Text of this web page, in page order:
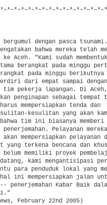
bergumul dengan pasca
bahwa mereka telah
ke Aceh. "Kami sudah
berangkat pada minggu
pada minggu berikutnya
dari empat sampai
tim pekerja lapangan. Di
penginapan sebagai tempat
mempersiapkan tenda dan
kesulitan yang akan
tim ini biasanya memberi
penerjemahan. Pelayanan
akan mempersiapkan pelayanan
yang terkena bencana dan
belum memiliki proyek
kami mengantisipasi
para penduduk lokal yang
ini mempersiapkan jalan
penerjemahan Kabar Baik
February 22nd 2005)